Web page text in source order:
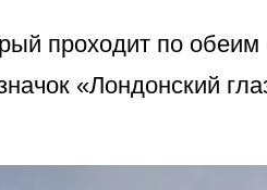
проходит по обеим
«Лондонский